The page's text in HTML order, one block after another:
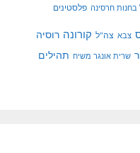
בחנות חרסינה פלסטינים
צבא צה"ל קורונה רוסיה
שרית אונגר משיח תהילים